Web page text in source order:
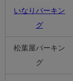
いなりパーキン
グ
松葉屋パーキン
グ